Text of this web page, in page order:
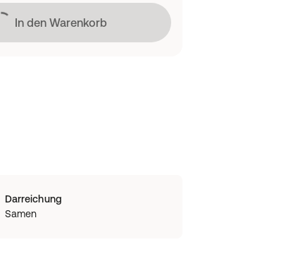
LädtIn den Warenkorb
Darreichung
Samen